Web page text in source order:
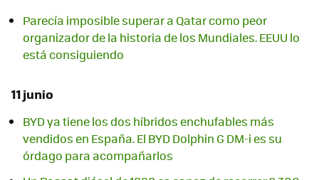
Parecía imposible superar a Qatar como peor
organizador de la historia de los Mundiales. EEUU lo
está consiguiendo
11 junio
BYD ya tiene los dos híbridos enchufables más
vendidos en España. El BYD Dolphin G DM-i es su
órdago para acompañarlos